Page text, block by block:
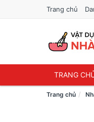
Trang chủ
TRANG
Trang chủ